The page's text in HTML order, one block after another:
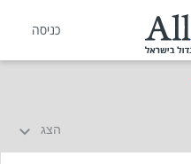
כניסה
הצג